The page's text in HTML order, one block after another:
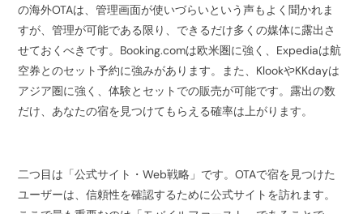
の海外OTAは、管理画面が使いづらいという声もよく聞かれま
すが、管理が可能である限り、できるだけ多くの媒体に露出さ
せておくべきです。Booking.comは欧米圏に強く、Expediaは航
空券とのセット予約に強みがあります。また、KlookやKKdayは
アジア圏に強く、体験とセットでの販売が可能です。露出の数
だけ、あなたの宿を見つけてもらえる確率は上がります。
二つ目は「公式サイト・Web戦略」です。OTAで宿を見つけた
ユーザーは、信頼性を確認するために公式サイトを訪れます。